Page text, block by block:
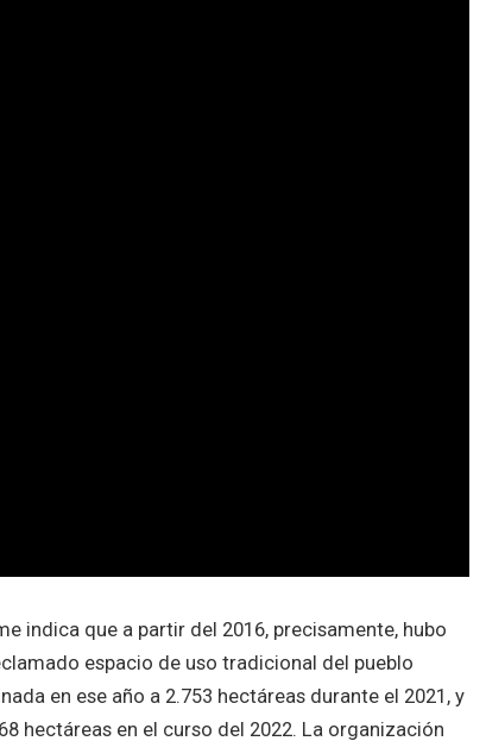
indica que a partir del 2016, precisamente, hubo
espacio de uso tradicional del pueblo
en ese año a 2.753 hectáreas durante el 2021, y
hectáreas en el curso del 2022. La organización